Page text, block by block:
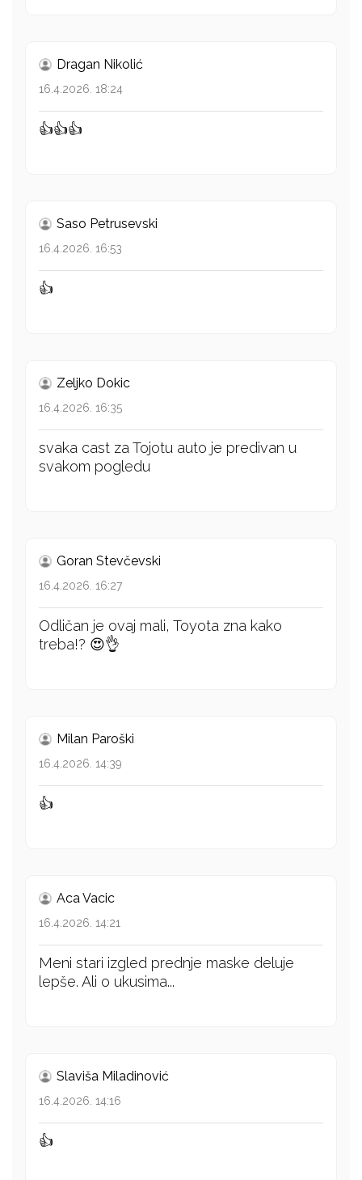
Dragan Nikolić
16.4.2026. 18:24
👍👍👍
Saso Petrusevski
16.4.2026. 16:53
👍
Zeljko Dokic
16.4.2026. 16:35
svaka cast za Tojotu auto je predivan u
svakom pogledu
Goran Stevčevski
16.4.2026. 16:27
Odličan je ovaj mali, Toyota zna kako
treba!? 😍👌
Milan Paroški
16.4.2026. 14:39
👍
Aca Vacic
16.4.2026. 14:21
Meni stari izgled prednje maske deluje
lepše. Ali o ukusima...
Slaviša Miladinović
16.4.2026. 14:16
👍